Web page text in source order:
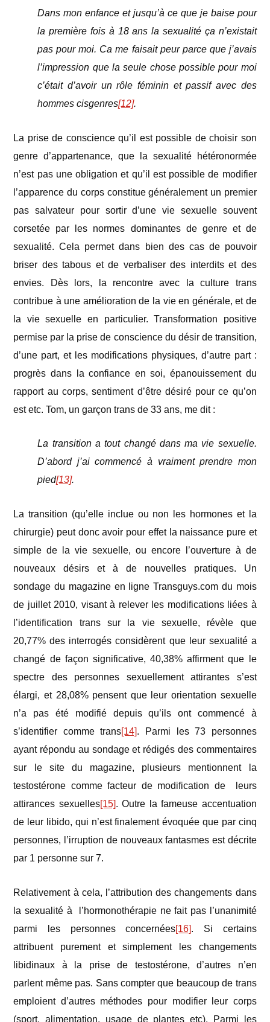
Dans mon enfance et jusqu’à ce que je baise pour
la première fois à 18 ans la sexualité ça n’existait
pas pour moi. Ca me faisait peur parce que j’avais
l’impression que la seule chose possible pour moi
c’était d’avoir un rôle féminin et passif avec des
hommes cisgenres[12].
La prise de conscience qu’il est possible de choisir son
genre d’appartenance, que la sexualité hétéronormée
n’est pas une obligation et qu’il est possible de modifier
l’apparence du corps constitue généralement un premier
pas salvateur pour sortir d’une vie sexuelle souvent
corsetée par les normes dominantes de genre et de
sexualité. Cela permet dans bien des cas de pouvoir
briser des tabous et de verbaliser des interdits et des
envies. Dès lors, la rencontre avec la culture trans
contribue à une amélioration de la vie en générale, et de
la vie sexuelle en particulier. Transformation positive
permise par la prise de conscience du désir de transition,
d’une part, et les modifications physiques, d’autre part :
progrès dans la confiance en soi, épanouissement du
rapport au corps, sentiment d’être désiré pour ce qu’on
est etc. Tom, un garçon trans de 33 ans, me dit :
La transition a tout changé dans ma vie sexuelle.
D’abord j’ai commencé à vraiment prendre mon
pied[13].
La transition (qu’elle inclue ou non les hormones et la
chirurgie) peut donc avoir pour effet la naissance pure et
simple de la vie sexuelle, ou encore l’ouverture à de
nouveaux désirs et à de nouvelles pratiques. Un
sondage du magazine en ligne Transguys.com du mois
de juillet 2010, visant à relever les modifications liées à
l’identification trans sur la vie sexuelle, révèle que
20,77% des interrogés considèrent que leur sexualité a
changé de façon significative, 40,38% affirment que le
spectre des personnes sexuellement attirantes s’est
élargi, et 28,08% pensent que leur orientation sexuelle
n’a pas été modifié depuis qu’ils ont commencé à
s’identifier comme trans[14]. Parmi les 73 personnes
ayant répondu au sondage et rédigés des commentaires
sur le site du magazine, plusieurs mentionnent la
testostérone comme facteur de modification de leurs
attirances sexuelles[15]. Outre la fameuse accentuation
de leur libido, qui n’est finalement évoquée que par cinq
personnes, l’irruption de nouveaux fantasmes est décrite
par 1 personne sur 7.
Relativement à cela, l’attribution des changements dans
la sexualité à l’hormonothérapie ne fait pas l’unanimité
parmi les personnes concernées[16]. Si certains
attribuent purement et simplement les changements
libidinaux à la prise de testostérone, d’autres n’en
parlent même pas. Sans compter que beaucoup de trans
emploient d’autres méthodes pour modifier leur corps
(sport, alimentation, usage de plantes etc). Parmi les